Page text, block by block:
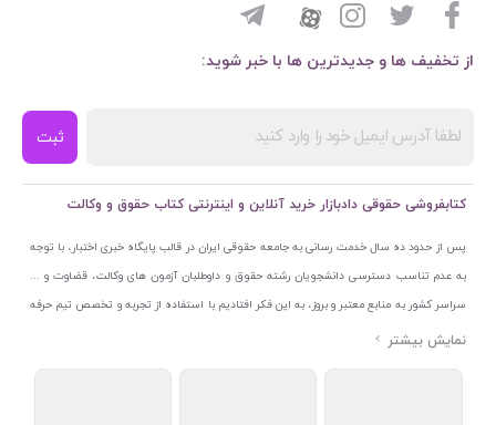
از تخفیف ها و جدیدترین ها با خبر شوید:
ثبت
کتابفروشی حقوقی دادبازار خرید آنلاین و اینترنتی کتاب حقوق و وکالت
پس از حدود ده سال خدمت رسانی به جامعه حقوقی ایران در قالب پایگاه خبری اختبار، با توجه
به عدم تناسب دسترسی دانشجویان رشته حقوق و داوطلبان آزمون های وکالت، قضاوت و ...
سراسر کشور به منابع معتبر و بروز، به این فکر افتادیم با استفاده از تجربه و تخصص تیم حرفه
ای اختبار خدمتی جدید به جامعه حقوقی ایران ارائه کنیم. به این منظور با راه اندازی و تجهیز